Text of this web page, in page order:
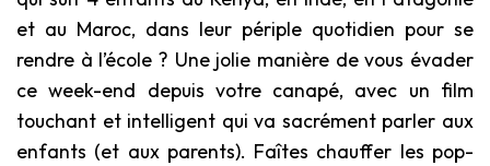
et au Maroc, dans leur périple quotidien pour se
rendre à l’école ? Une jolie manière de vous évader
ce week-end depuis votre canapé, avec un film
touchant et intelligent qui va sacrément parler aux
enfants (et aux parents). Faîtes chauffer les pop-